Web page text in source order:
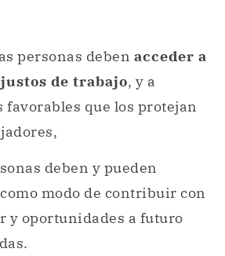
personas deben acceder a
de trabajo, y a
favorables que los protejan
deben y pueden
modo de contribuir con
y oportunidades a futuro